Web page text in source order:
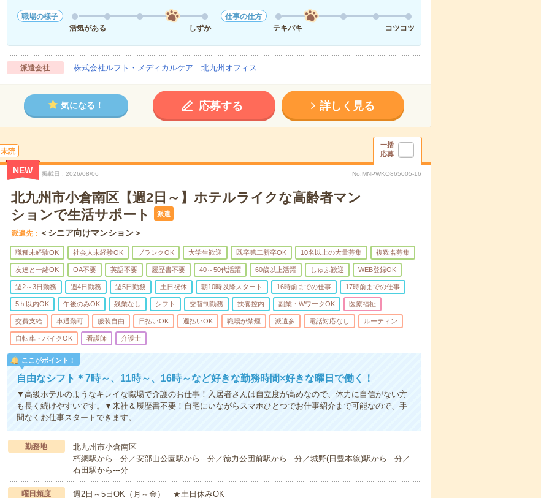
職場の様子
活気がある
しずか
仕事の仕方
テキパキ
コツコツ
派遣会社 株式会社ルフト・メディカルケア 北九州オフィス
気になる！ 応募する 詳しく見る
未読
一括
応募
NEW 掲載日 2026/08/06 No.MNPWKO865005-16
北九州市小倉南区【週2日～】ホテルライクな高齢者マン
ションで生活サポート
派遣
派遣先 ＜シニア向けマンション＞
職種未経験OK 社会人未経験OK ブランクOK 大学生歓迎 既卒第二新卒OK 10名以上の大量募集 複数名募集
友達と一緒OK OA不要 英語不要 履歴書不要 40～50代活躍 60歳以上活躍 しゅふ歓迎 WEB登録OK
週2～3日勤務 週4日勤務 週5日勤務 土日祝休 朝10時以降スタート 16時前までの仕事 17時前までの仕事
5ｈ以内OK 午後のみOK 残業なし シフト 交替制勤務 扶養控内 副業・WワークOK 医療福祉
交費支給 車通勤可 服装自由 日払いOK 週払いOK 職場が禁煙 派遣多 電話対応なし ルーティン
自転車・バイクOK 看護師 介護士
ここがポイント！
自由なシフト＊7時～、11時～、16時～など好きな勤務時間×好きな曜日で働く！
▼高級ホテルのようなキレイな職場で介護のお仕事！入居者さんは自立度が高めなので、体力に自信がない方
も長く続けやすいです。▼来社＆履歴書不要！自宅にいながらスマホひとつでお仕事紹介まで可能なので、手
間なくお仕事スタートできます。
勤務地
北九州市小倉南区
朽網駅から---分／安部山公園駅から---分／徳力公団前駅から---分／城野(日豊本線)駅から---分／
石田駅から---分
曜日頻度 週2日～5日OK（月～金） ★土日休みOK